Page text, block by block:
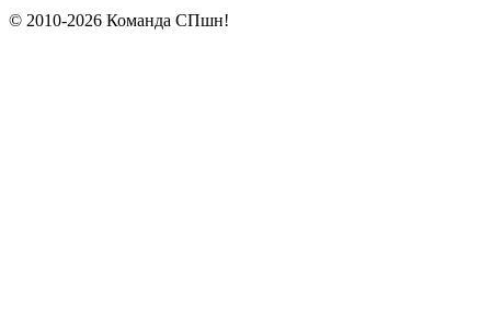
© 2010-2026 Команда СПшн!